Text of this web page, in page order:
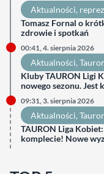
Aktualności,
Tomasz Fornal o
zdrowie i spotkań
00:41, 4. sierpnia 2026
Aktualności,
Kluby TAURON Ligi
nowego sezonu. Jest
09:31, 3. sierpnia 2026
Aktualności,
TAURON Liga
komplecie! Nowe